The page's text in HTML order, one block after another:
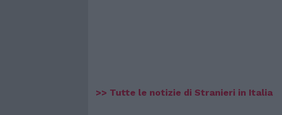
>> Tutte le notizie di Stranieri in Italia